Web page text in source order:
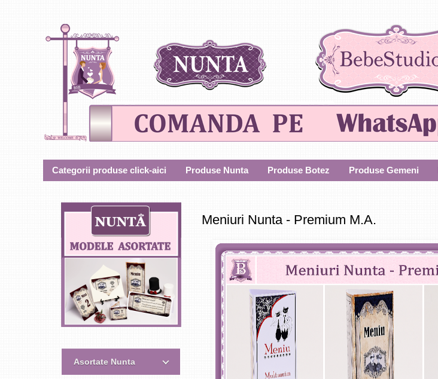
Categorii produse click-aici Produse Nunta Produse Botez Produse Gemeni
Meniuri Nunta - Premium M.A.
Asortate Nunta